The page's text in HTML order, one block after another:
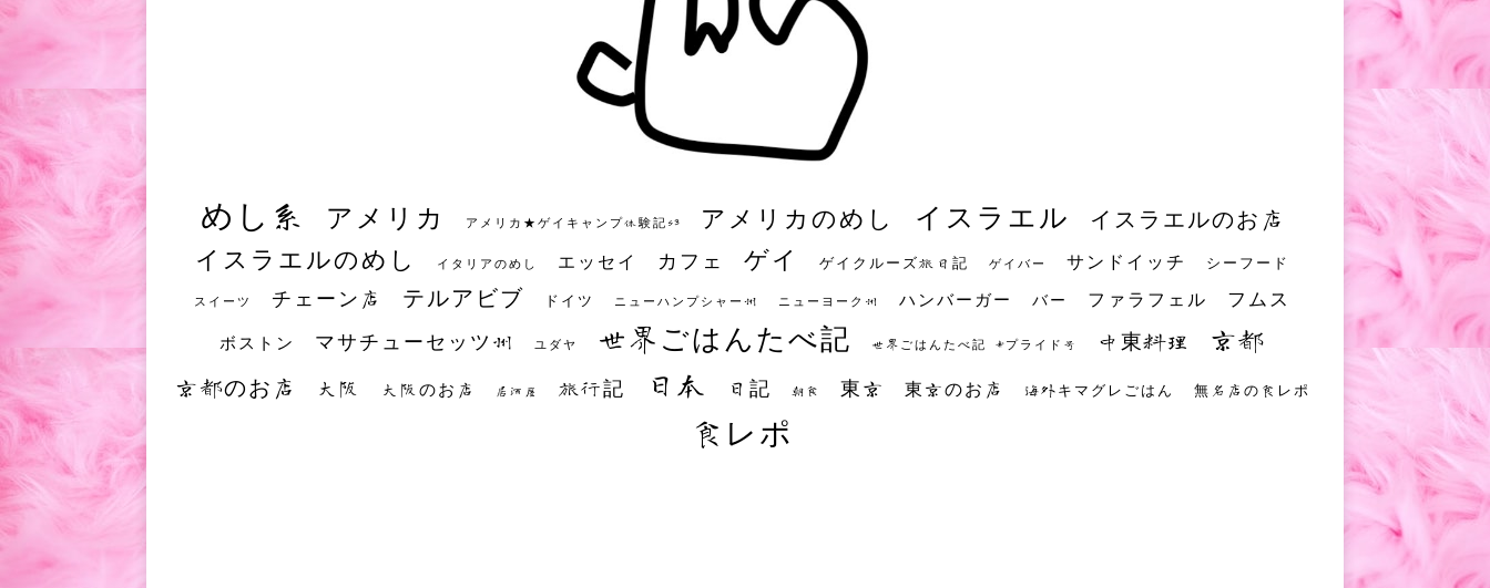
めし系 アメリカ アメリカ★ゲイキャンプ体験記S3 アメリカのめし イスラエル イスラエルのお店
イスラエルのめし イタリアのめし エッセイ カフェ ゲイ ゲイクルーズ旅日記 ゲイバー サンドイッチ シーフード
スイーツ チェーン店 テルアビブ ドイツ ニューハンプシャー州 ニューヨーク州 ハンバーガー バー ファラフェル フムス
ボストン マサチューセッツ州 ユダヤ 世界ごはんたべ記 世界ごはんたべ記 #プライド号 中東料理 京都
京都のお店 大阪 大阪のお店 居酒屋 旅行記 日本 日記 朝食 東京 東京のお店 海外キマグレごはん 無名店の食レポ
食レポ